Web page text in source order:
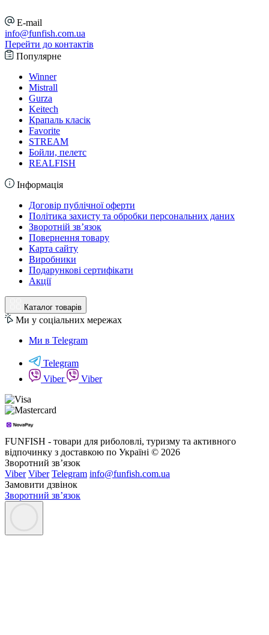
E-mail
info@funfish.com.ua
Перейти до контактів
Популярне
Winner
Mistrall
Gurza
Keitech
Крапаль класік
Favorite
STREAM
Бойли, пелетс
REALFISH
Інформація
Договір публічної оферти
Політика захисту та обробки персональних даних
Зворотній зв’язок
Повернення товару
Карта сайту
Виробники
Подарункові сертифікати
Акції
Каталог товарів
Ми у соціальних мережах
Ми в Telegram
Telegram
Viber
Viber
FUNFISH - товари для риболовлі, туризму та активного
відпочинку з доставкою по Україні © 2026
Зворотний зв’язок
Viber Viber Telegram info@funfish.com.ua
Замовити дзвінок
Зворотний зв’язок